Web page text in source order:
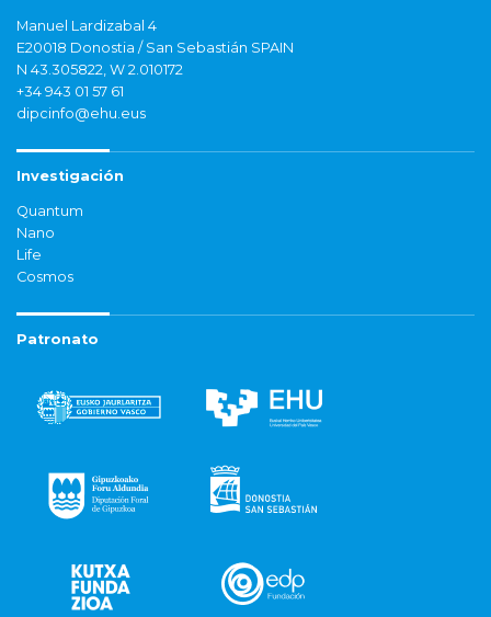
Manuel Lardizabal 4
E20018 Donostia / San Sebastián SPAIN
N 43.305822, W 2.010172
+34 943 01 57 61
dipcinfo@ehu.eus
Investigación
Quantum
Nano
Life
Cosmos
Patronato